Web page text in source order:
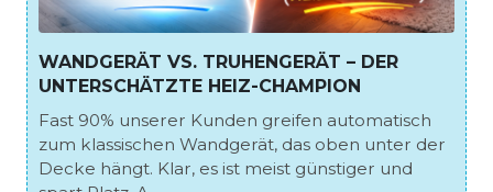
WANDGERÄT VS. TRUHENGERÄT – DER
UNTERSCHÄTZTE HEIZ-CHAMPION
Fast 90% unserer Kunden greifen automatisch
zum klassischen Wandgerät, das oben unter der
Decke hängt. Klar, es ist meist günstiger und